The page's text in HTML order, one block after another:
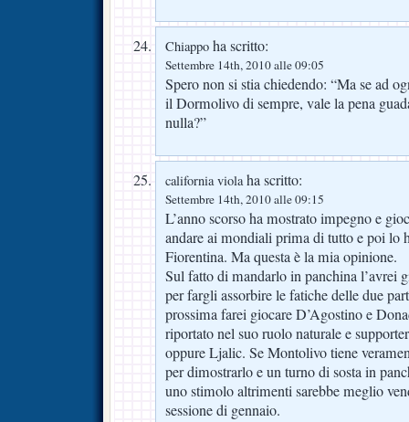
Chiappo ha scritto:
Settembre 14th, 2010 alle 09:05
Spero non si stia chiedendo: “Ma se ad
il Dormolivo di sempre, vale la pena
nulla?”
california violaha scritto:
Settembre 14th, 2010 alle 09:15
L’anno scorso ha mostrato impegno e
andare ai mondiali prima di tutto e poi lo
Fiorentina. Ma questa è la mia opinione.
Sul fatto di mandarlo in panchina l’avrei
per fargli assorbire le fatiche delle due
prossima farei giocare D’Agostino e
riportato nel suo ruolo naturale e
oppure Ljalic. Se Montolivo tiene
per dimostrarlo e un turno di sosta in
uno stimolo altrimenti sarebbe meglio
sessione di gennaio.